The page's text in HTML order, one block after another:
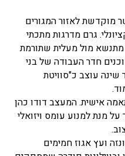
מוקדשת לאזור המגורים
גרם מדרגות מתכתי
מתנשא מול מעלית שתורמת
חדר העבודה של בני
עוצב כ"סוויטת
אישית. המעצב דודו כהן
מנת למנוע עומס ויזואלי
ועץ אגוז חמימים